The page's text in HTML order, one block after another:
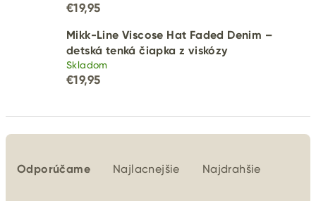
€19,95
Mikk-Line Viscose Hat Faded Denim –
detská tenká čiapka z viskózy
Skladom
€19,95
Odporúčame Najlacnejšie Najdrahšie